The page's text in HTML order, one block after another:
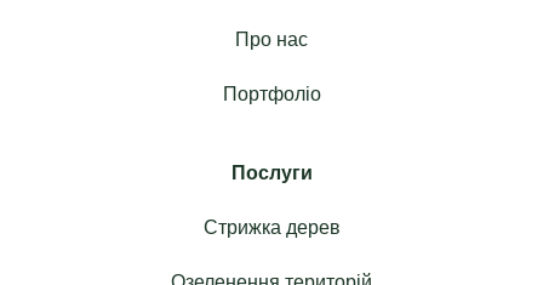
Про нас
Портфоліо
Послуги
Стрижка дерев